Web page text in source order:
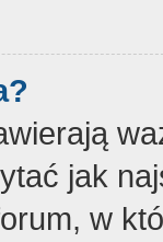
jak
w